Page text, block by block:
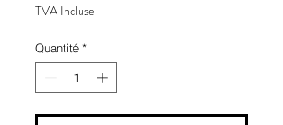
TVA Incluse
Quantité *